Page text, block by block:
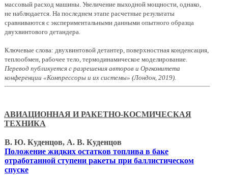
массовый расход машины. Увеличение выходной мощности, однако,
не наблюдается. На последнем этапе расчетные результаты
сравниваются с экспериментальными данными опытного образца
двухвинтового детандера.
Ключевые слова: двухвинтовой детантер, поверхностная конденсация,
теплообмен, рабочее тело, термодинамическое моделирование.
Перевод публикуется с разрешения авторов и Оргкомитета
конференции «Компрессоры и их системы» (Лондон, 2019).
АВИАЦИОННАЯ И РАКЕТНО-КОСМИЧЕСКАЯ
ТЕХНИКА
В. Ю. Куденцов, А. В. Куденцов
Положение жидких остатков топлива в баке
отработанной ступени ракеты при баллистическом
спуске